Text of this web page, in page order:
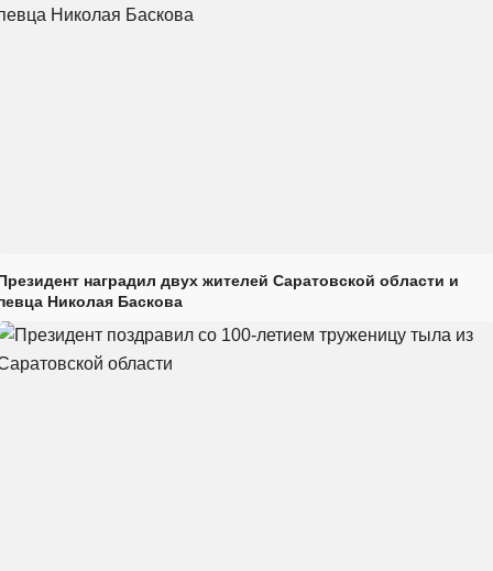
наградил двух жителей Саратовской области и
Николая Баскова